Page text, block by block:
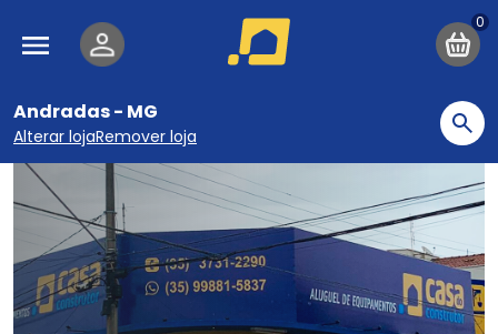
Pular para o conteúdo principal
Navegação principal
Andradas - MG
Alterar lojaRemover loja